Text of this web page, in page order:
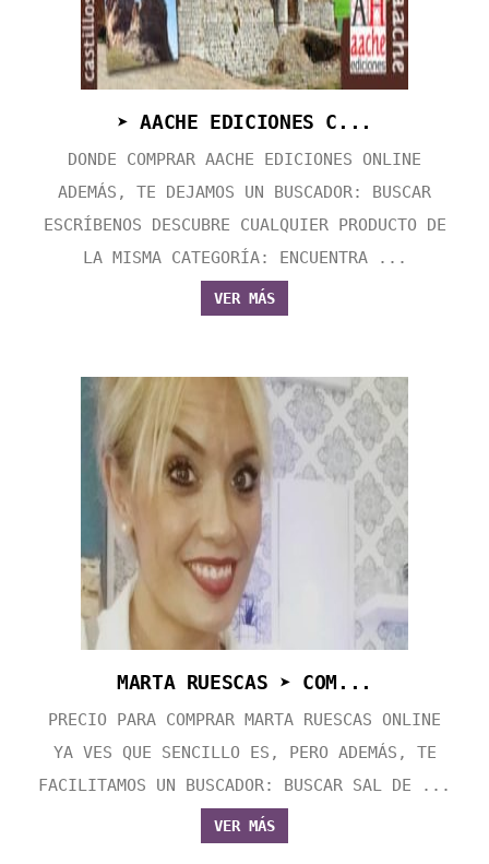
➤ AACHE EDICIONES C...
DONDE COMPRAR AACHE EDICIONES ONLINE
ADEMÁS, TE DEJAMOS UN BUSCADOR: BUSCAR
ESCRÍBENOS DESCUBRE CUALQUIER PRODUCTO DE
LA MISMA CATEGORÍA: ENCUENTRA ...
VER MÁS
MARTA RUESCAS ➤ COM...
PRECIO PARA COMPRAR MARTA RUESCAS ONLINE
YA VES QUE SENCILLO ES, PERO ADEMÁS, TE
FACILITAMOS UN BUSCADOR: BUSCAR SAL DE ...
VER MÁS